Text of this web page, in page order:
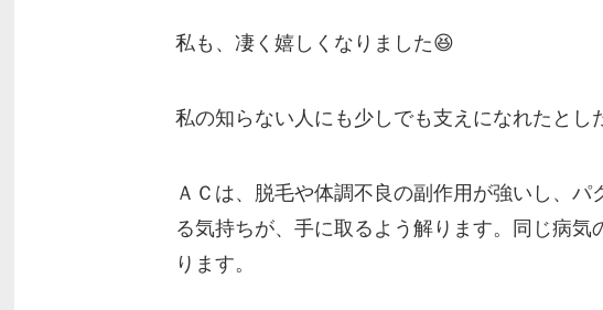
私も、凄く嬉しくなりました😆
私の知らない人にも少しでも支えになれたとし
ＡＣは、脱毛や体調不良の副作用が強いし、
る気持ちが、手に取るよう解ります。同じ病
ります。